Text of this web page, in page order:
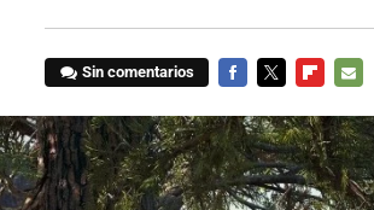
Sin comentarios
MAIL